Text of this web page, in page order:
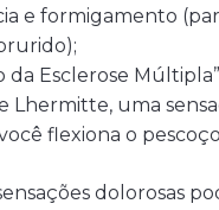
e formigamento
da Esclerose
Lhermitte, uma
flexiona o
dolorosas